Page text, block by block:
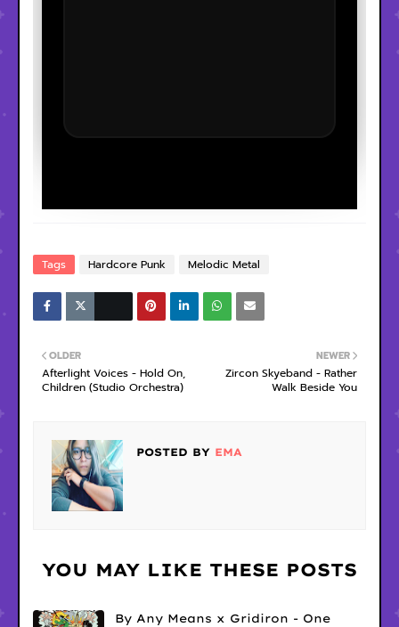
Tags Hardcore Punk Melodic Metal
NEWER
Zircon Skyeband - Rather
Walk Beside You
OLDER
Afterlight Voices - Hold On,
Children (Studio Orchestra)
POSTED BY EMA
YOU MAY LIKE THESE POSTS
By Any Means x Gridiron - One